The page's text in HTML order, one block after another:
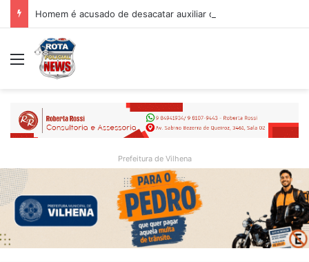
Menu
Prefeitura de Vilhena